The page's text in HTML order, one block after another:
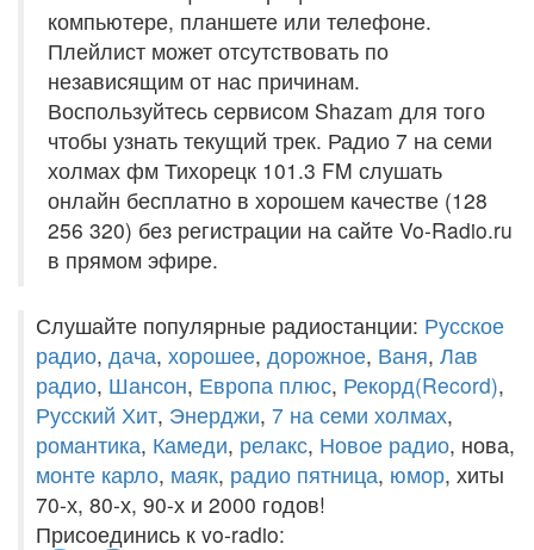
компьютере, планшете или телефоне.
Плейлист может отсутствовать по
независящим от нас причинам.
Воспользуйтесь сервисом Shazam для того
чтобы узнать текущий трек. Радио 7 на семи
холмах фм Тихорецк 101.3 FM слушать
онлайн бесплатно в хорошем качестве (128
256 320) без регистрации на сайте Vo-Radio.ru
в прямом эфире.
Слушайте популярные радиостанции: Русское
радио, дача, хорошее, дорожное, Ваня, Лав
радио, Шансон, Европа плюс, Рекорд(Record),
Русский Хит, Энерджи, 7 на семи холмах,
романтика, Камеди, релакс, Новое радио, нова,
монте карло, маяк, радио пятница, юмор, хиты
70-х, 80-х, 90-х и 2000 годов!
Присоединись к vo-radio: